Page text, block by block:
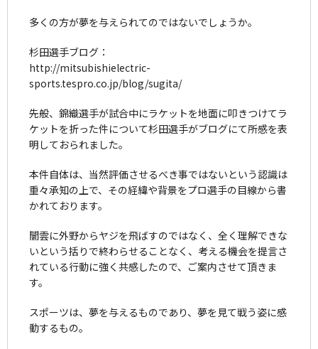
多くの方が夢を与えられてのではないでしょうか。
杉田選手ブログ：
http://mitsubishielectric-
sports.tespro.co.jp/blog/sugita/
先般、錦織選手が試合中にラケットを地面に叩きつけてラ
ケットを折った件について杉田選手がブログにて所感を表
明しておられました。
本件自体は、当然評価させるべき事ではないという認識は
重々承知の上で、その経緯や背景をプロ選手の目線から書
かれております。
闇雲に外野からヤジを飛ばすのではなく、全く理解できな
いという括りで終わらせることなく、考える機会を提言さ
れている行動に強く共感したので、ご案内させて頂きま
す。
スポーツは、夢を与えるものであり、夢を見て戦う姿に感
動するもの。